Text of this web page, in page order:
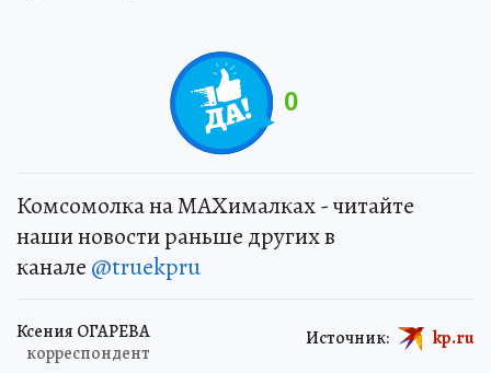
0
Комсомолка на MAXималках - читайте
наши новости раньше других в
канале @truekpru
Ксения ОГАРЕВА
корреспондент
Источник: kp.ru